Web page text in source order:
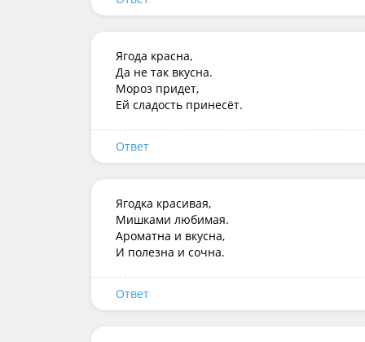
Ягода красна,
Да не так вкусна.
Мороз придет,
Ей сладость принесёт.
Ответ
Ягодка красивая,
Мишками любимая.
Ароматна и вкусна,
И полезна и сочна.
Ответ